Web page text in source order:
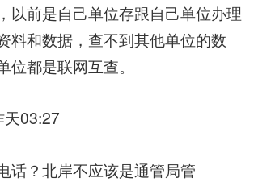
以前是自己单位存跟自己单位办理
料和数据，查不到其他单位的数
位都是联网互查。
天03:27
话？北岸不应该是通管局管